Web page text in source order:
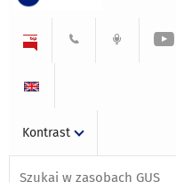
Kontrast